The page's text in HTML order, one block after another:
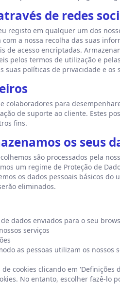
de redes
registo em qualquer um dos
com a nossa recolha das suas
de acesso encriptadas.
pelos termos de utilização e
suas políticas de privacidade e os
colaboradores para
de suporte ao cliente. Estes
fins.
os seus
são processados pela
um regime de Proteção de
os dados pessoais básicos
eliminados.
dados enviados para o seu
serviços
as pessoas utilizam os
cookies clicando em
No entanto, escolher fazê-lo